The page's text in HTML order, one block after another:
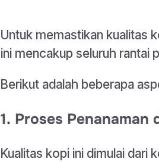
Untuk memastikan kualitas
ini mencakup seluruh rantai
Berikut adalah beberapa
1. Proses Penanaman
Kualitas kopi ini dimulai dari